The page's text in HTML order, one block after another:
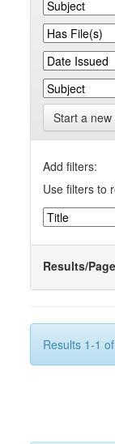
Start a new
Add filters:
Use filters to
Results/Page
Results 1-1